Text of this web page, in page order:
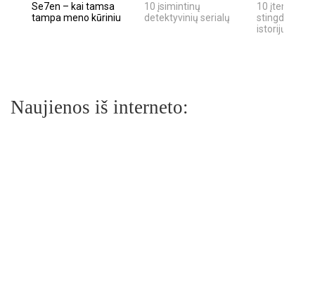
Se7en – kai tamsa
tampa meno kūriniu
10 įsimintinų
detektyvinių serialų
10 įtemptų,
stingdančių
istorijų
Naujienos iš interneto: